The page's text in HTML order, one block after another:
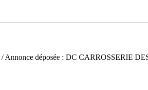
/ Annonce déposée : DC CARROSSERIE